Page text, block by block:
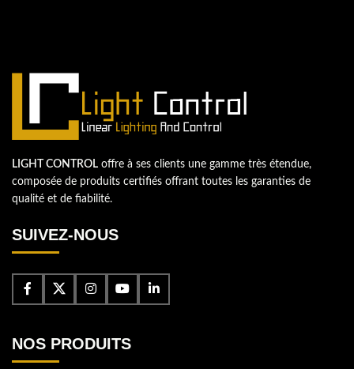
LIGHT CONTROL offre à ses clients une gamme très étendue,
composée de produits certifiés offrant toutes les garanties de
qualité et de fiabilité.
SUIVEZ-NOUS
NOS PRODUITS